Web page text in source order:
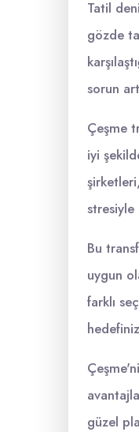
Tatil
gözde
sorun
Çeşme
iyi
stresiyle
Bu
uygun
farklı
güzel